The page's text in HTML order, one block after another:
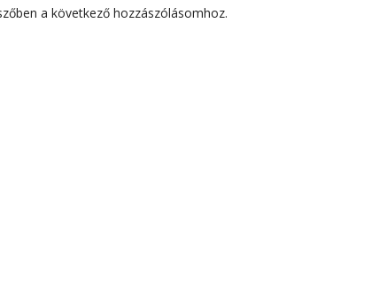
a következő hozzászólásomhoz.